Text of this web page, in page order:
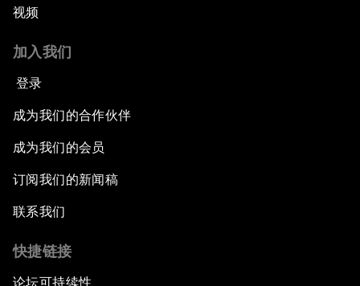
视频
加入我们
登录
成为我们的合作伙伴
成为我们的会员
订阅我们的新闻稿
联系我们
快捷链接
论坛可持续性